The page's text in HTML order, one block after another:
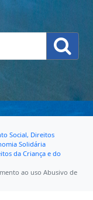
Social, Direitos
Solidária
da Criança e do
ao uso Abusivo de